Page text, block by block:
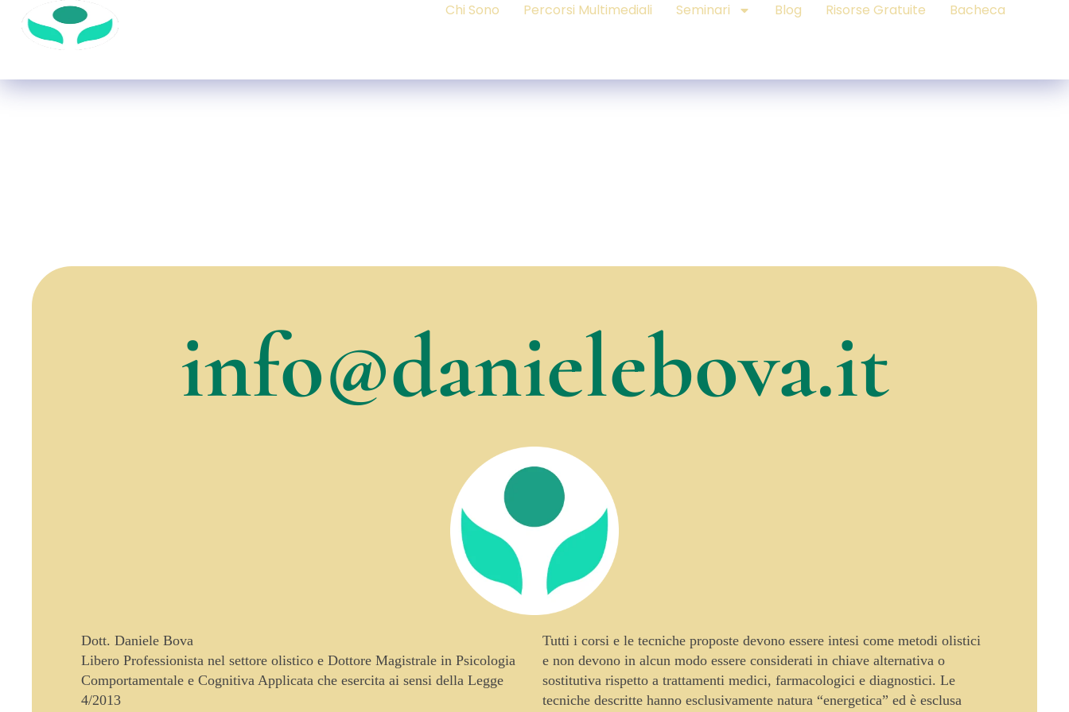
Chi Sono Percorsi Multimediali Seminari Blog Risorse Gratuite Bacheca
info@danielebova.it
Dott. Daniele Bova
Libero Professionista nel settore olistico e Dottore Magistrale in Psicologia
Comportamentale e Cognitiva Applicata che esercita ai sensi della Legge
4/2013
Tutti i corsi e le tecniche proposte devono essere intesi come metodi olistici
e non devono in alcun modo essere considerati in chiave alternativa o
sostitutiva rispetto a trattamenti medici, farmacologici e diagnostici. Le
tecniche descritte hanno esclusivamente natura “energetica” ed è esclusa